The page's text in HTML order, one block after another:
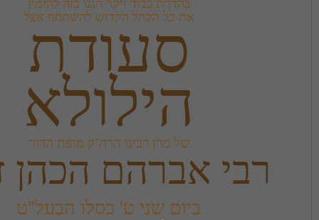
בהדרת כבוד ויקר הננו בזה להזמין
כל הקהל הקדוש להשתתף אצל
סעודת
של מרן רבינו הרה''ק מופת הדור
הכהן זי''ע
שני ט' כסלו הבעל''ט